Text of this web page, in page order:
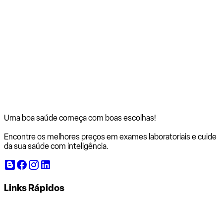
Uma boa saúde começa com boas escolhas!
Encontre os melhores preços em exames laboratoriais e cuide
da sua saúde com inteligência.
Links Rápidos